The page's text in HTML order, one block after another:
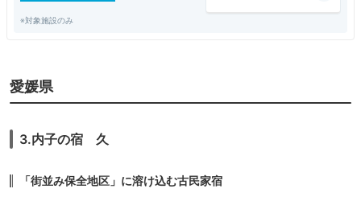
※対象施設のみ
愛媛県
3.内子の宿 久
「街並み保全地区」に溶け込む古民家宿